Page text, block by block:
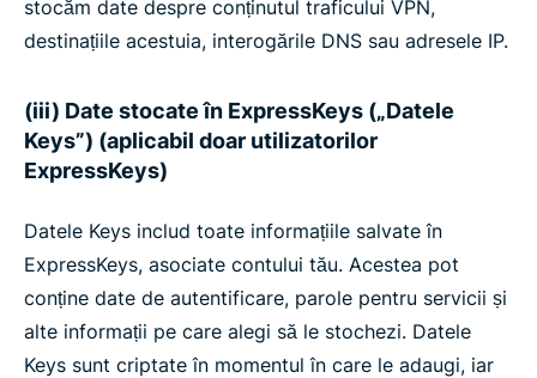
stocăm date despre conținutul traficului VPN,
destinațiile acestuia, interogările DNS sau adresele IP.
(iii) Date stocate în ExpressKeys („Datele
Keys”) (aplicabil doar utilizatorilor
ExpressKeys)
Datele Keys includ toate informațiile salvate în
ExpressKeys, asociate contului tău. Acestea pot
conține date de autentificare, parole pentru servicii și
alte informații pe care alegi să le stochezi. Datele
Keys sunt criptate în momentul în care le adaugi, iar